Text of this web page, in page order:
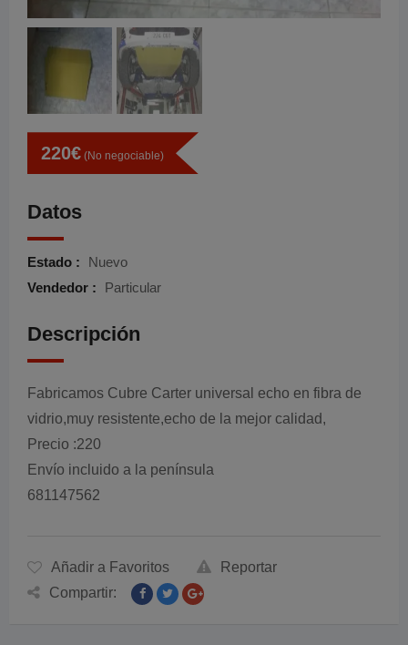
220€ (No negociable)
Datos
Estado :
Nuevo
Vendedor :
Particular
Descripción
Fabricamos Cubre Carter universal echo en fibra de
vidrio,muy resistente,echo de la mejor calidad,
Precio :220
Envío incluido a la península
681147562
Añadir a Favoritos
Reportar
Compartir: